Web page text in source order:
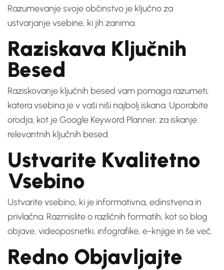
Razumevanje svoje občinstvo je ključno za
ustvarjanje vsebine, ki jih zanima.
Raziskava Ključnih
Besed
Raziskovanje ključnih besed vam pomaga razumeti,
katera vsebina je v vaši niši najbolj iskana. Uporabite
orodja, kot je Google Keyword Planner, za iskanje
relevantnih ključnih besed.
Ustvarite Kvalitetno
Vsebino
Ustvarite vsebino, ki je informativna, edinstvena in
privlačna. Razmislite o različnih formatih, kot so blog
objave, videoposnetki, infografike, e-knjige in še več.
Redno Objavljajte